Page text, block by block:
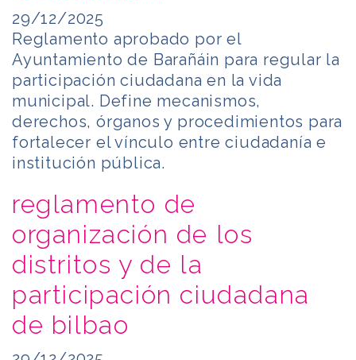
29/12/2025
Reglamento aprobado por el
Ayuntamiento de Barañáin para regular la
participación ciudadana en la vida
municipal. Define mecanismos,
derechos, órganos y procedimientos para
fortalecer el vínculo entre ciudadanía e
institución pública.
reglamento de
organización de los
distritos y de la
participación ciudadana
de bilbao